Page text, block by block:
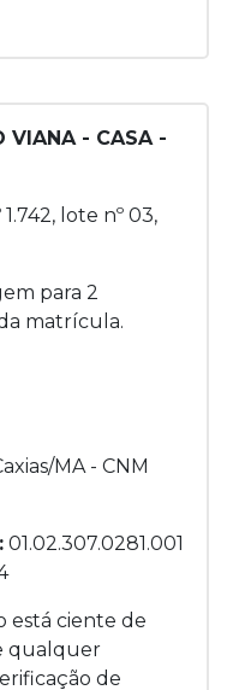
VIANA - CASA -
lote nº 03,
para 2
matrícula.
MA - CNM
01.02.307.0281.001
está ciente de
qualquer
de